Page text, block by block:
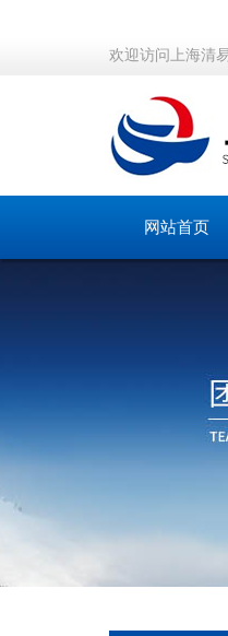
欢迎访问上海清
网站首页